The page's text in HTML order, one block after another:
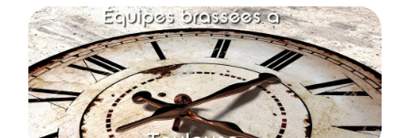
Intéressés
Spiritualité